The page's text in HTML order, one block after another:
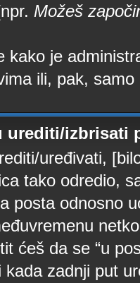
Možeš
kako je
ili, pak,
urediti/izbrisati
uređivati,
tako odredio,
posta odnosno
ćeš da se “u
kada zadnji put